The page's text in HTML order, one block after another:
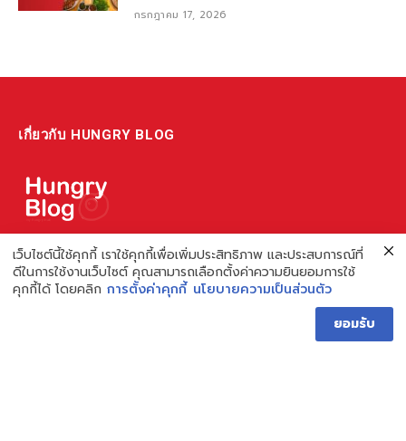
กรกฎาคม 17, 2026
เกี่ยวกับ HUNGRY BLOG
แหล่งรวมข้อมูล ข่าวสาร เกี่ยวกับร้านอาหารและเรื่องกิน ไม่ว่าจะเป็น
รีวิว ชี้เป้า รวมถึงความรู้ต่างๆ ที่เราอยากแชร์!
ไม่พอ เรายังมีความรู้เกี่ยวกับการทำร้านอาหาร เพื่อผู้ประกอบการ ที่
เว็บไซต์นี้ใช้คุกกี้ เราใช้คุกกี้เพื่อเพิ่มประสิทธิภาพ และประสบการณ์ที่
ดีในการใช้งานเว็บไซต์ คุณสามารถเลือกตั้งค่าความยินยอมการใช้
คุกกี้ได้ โดยคลิก การตั้งค่าคุกกี้ นโยบายความเป็นส่วนตัว
ยอมรับ